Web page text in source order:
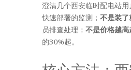
澄清几个西安临时配电站用
快速部署的监测； 不是装
员排查处理； 不是价格越高
的30%起。